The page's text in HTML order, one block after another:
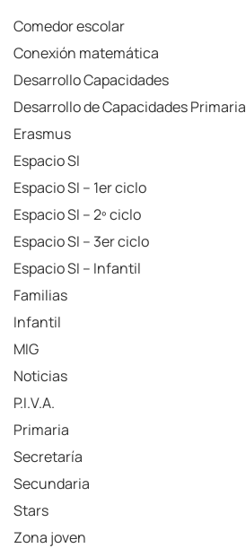
Comedor escolar
Conexión matemática
Desarrollo Capacidades
Desarrollo de Capacidades Primaria
Erasmus
Espacio SI
Espacio SI – 1er ciclo
Espacio SI – 2º ciclo
Espacio SI – 3er ciclo
Espacio SI – Infantil
Familias
Infantil
MIG
Noticias
P.I.V.A.
Primaria
Secretaría
Secundaria
Stars
Zona joven